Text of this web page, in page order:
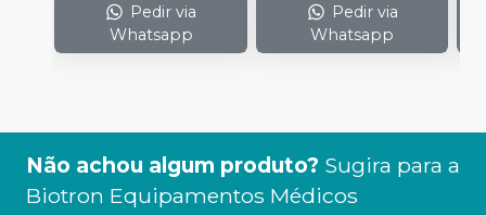
Pedir via
Whatsapp
Pedir via
Whatsapp
Não achou algum produto? Sugira para a
Biotron Equipamentos Médicos